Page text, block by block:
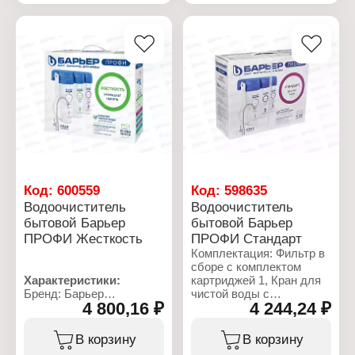
Код: 600559
Водоочиститель
бытовой Барьер
ПРОФИ Жесткость
Характеристики:
Бренд: Барьер
Артикул: Н122Р00
Водоочиститель
бытовой
4 800,16 ₽
В корзину
Код:598635
Водоочиститель
бытовой Барьер
ПРОФИ Стандарт
Комплектация: Фильтр в
сборе с комплектом
картриджей 1, Кран для
чистой воды с
прокладками, шайбами,
7/16"-1/4" 1, Комплект
трубок для подключения
4 244,24 ₽
В корзину